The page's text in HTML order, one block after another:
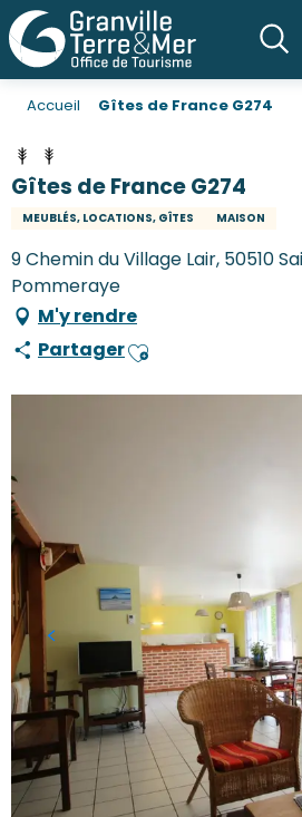
Accueil Gîtes de France G274
Gîtes de France G274
MEUBLÉS, LOCATIONS, GÎTES MAISON
9 Chemin du Village Lair, 50510
Pommeraye
M'y rendre
PartagerAjouter aux favoris